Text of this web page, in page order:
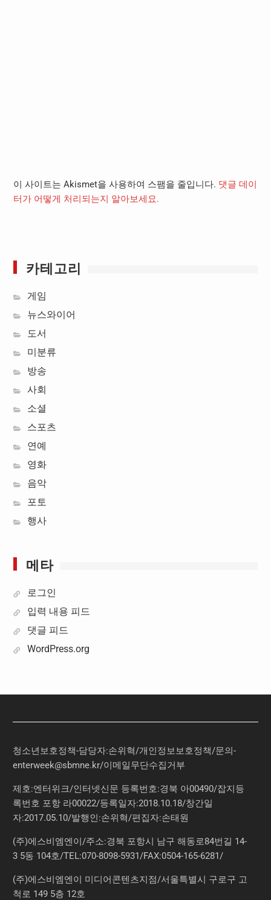
이 사이트는 Akismet을 사용하여 스팸을 줄입니다. 댓글 데이
터가 어떻게 처리되는지 알아보세요.
카테고리
게임
뉴스와이어
도서
미분류
방송
사회
소셜
스포츠
연예
영화
음악
포토
행사
메타
로그인
입력 내용 피드
댓글 피드
WordPress.org
청소년보호정책-담당자:손위혁/개인정보보호정책/문의-
enterweek@sbmne.kr/이메일무단수집거부
제호:엔터위크/인터넷신문 등록번호:경북 아00490/잡지등
록번호 포항 라00022/등록일자:2018.10.18/창간일
자:2017.05.10/발행인:손위혁/편집자:손태원
(주)에스비엠엔이/주소:경북 포항시 남구 해동로84번길 14-
3 5동 104호/TEL:070-8098-5931/FAX:0504-165-6281/
(주)에스비엠엔이 미디어콘텐츠지점/서울특별시 구로구 고
척로 149 5층 12호